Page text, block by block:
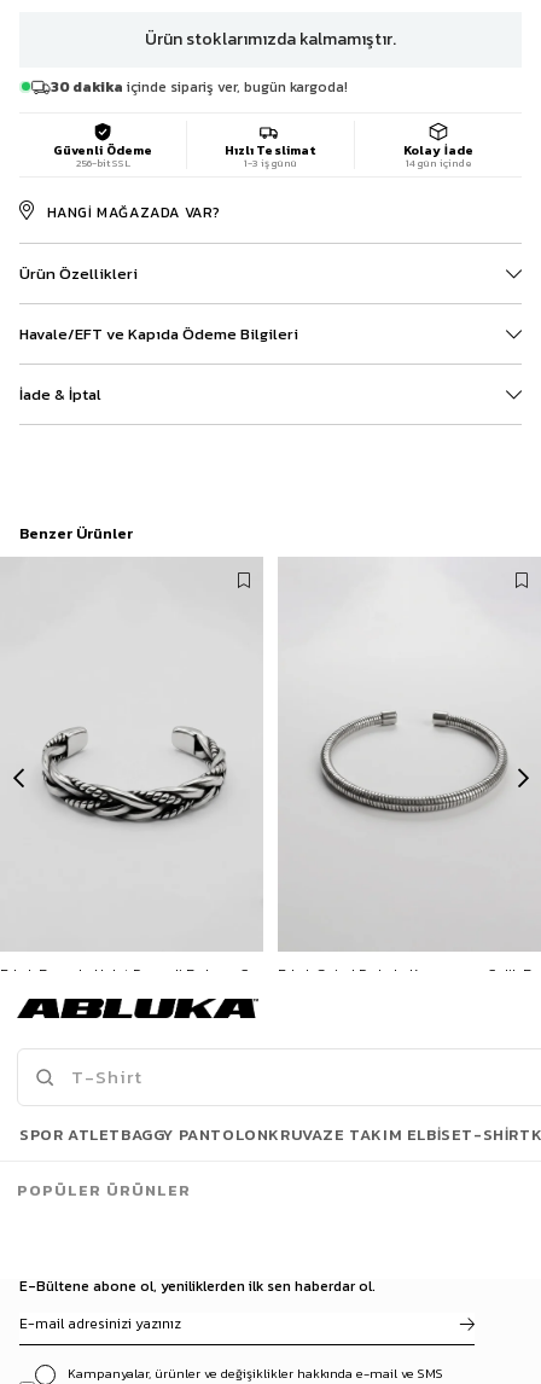
Ürün stoklarımızda kalmamıştır.
30 dakika içinde sipariş ver, bugün kargoda!
Güvenli Ödeme
256-bit SSL
Hızlı Teslimat
1-3 iş günü
Kolay İade
14 gün içinde
HANGI MAĞAZADA VAR?
Ürün Özellikleri
Havale/EFT ve Kapıda Ödeme Bilgileri
İade & İptal
Benzer Ürünler
799,90 TL
İNDİRİM
İNDİRİM
Son Bakılanlar
E-Bültene abone ol, yeniliklerden ilk sen haberdar ol.
Kampanyalar, ürünler ve değişiklikler hakkında e-mail ve SMS
SPOR ATLETBAGGY PANTOLONKRUVAZE TAKIM ELBISET-SHIRT
POPÜLER ÜRÜNLER